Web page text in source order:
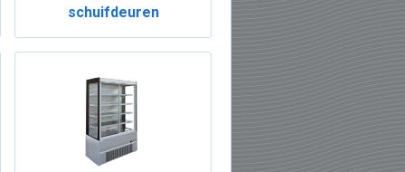
schuifdeuren